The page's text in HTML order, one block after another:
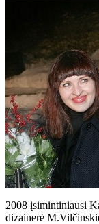
2008 įsimintiniausi
dizainerė